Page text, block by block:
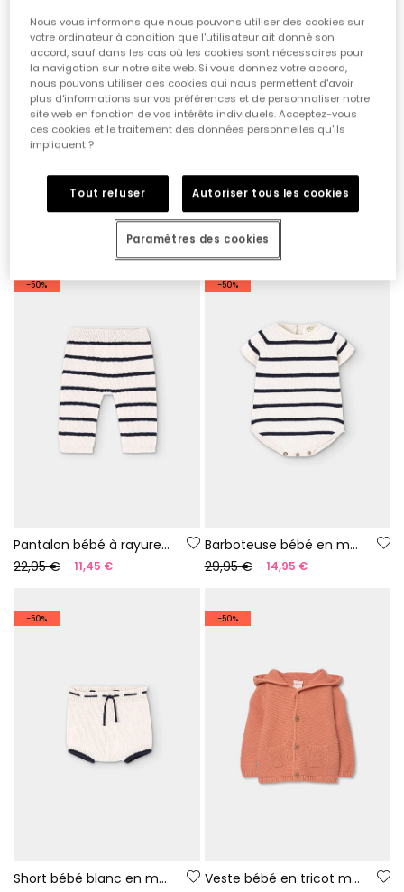
Pull bébé fil 100 % recyclé | Limited Edition
Pull bébé à rayures fil 100 % recyclé | Limited Edition
32,95 €
-50%
Pantalon bébé à rayures fil 100 % recyclé | Limited Edition
22,95 €
11,45 €
-50%
Barboteuse bébé en maille à rayures fil 100 % recyclé | Limited Edition
29,95 €
14,95 €
-50%
Short bébé blanc en maille fil 100 % recyclé | Limited Edition
-50%
Veste bébé en tricot marron
Nous vous informons que nous pouvons utiliser des cookies sur
votre ordinateur à condition que l'utilisateur ait donné son
accord, sauf dans les cas où les cookies sont nécessaires pour
la navigation sur notre site web. Si vous donnez votre accord,
nous pouvons utiliser des cookies qui nous permettent d'avoir
plus d'informations sur vos préférences et de personnaliser notre
site web en fonction de vos intérêts individuels. Acceptez-vous
ces cookies et le traitement des données personnelles qu'ils
impliquent ?
Tout refuser Autoriser tous les cookies
Paramètres des cookies